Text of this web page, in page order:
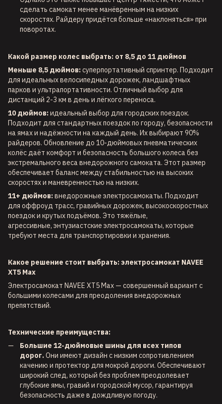
сделать самокат менее манёвренным на низких
скоростях. Райдеру придётся больше «наклоняться» при
поворотах.
Какой размер колес выбрать: от 8,5 до 11 дюймов
Меньше 8,5 дюймов:суперпортативный спринтер. Подходит
для идеальных велосипедных дорожек, ландшафтных
парков и ультрапортативности. Отличный выбор для
дистанций 2-3 км в день и лёгкого переноса.
10 дюймов:идеальный выбор для городских поездок.
Подходит для стандартных поездок по городу, безопасности
на ямах и надёжности на каждый день. Их выбирают 90%
райдеров. Обновление до 10-дюймовых пневматических
колёс даёт комфорт и безопасность большого колеса без
экстремального веса внедорожного самоката. Этот размер
обеспечивает баланс между стабильностью на высоких
скоростях и маневренностью на низких.
11+ дюймов:внедорожные электросамокаты. Подходит
для оффроуд трасс, гравийных дорожек, высокоскоростных
поездок и крутых подъёмов. Это тяжёлые,
агрессивные, энтузиастские электросамокаты, которые
требуют места для транспортировки и хранения.
Какое решение стоит выбрать: электросамокат NAVEE
XT5 Max
Электросамокат NAVEE XT5 Max — совершенный вариант с
большими колесами для преодоления внедорожных
препятствий.
Технические преимущества:
Большие 12-дюймовые шины для всех типов
дорог.Они имеют дизайн с низким сопротивлением
качению и протектор для мокрой дороги. Обеспечивают
широкий след, который без проблем преодолевает
глубокие ямы, гравий и городской мусор, гарантируя
безопасность даже в дождливую погоду.